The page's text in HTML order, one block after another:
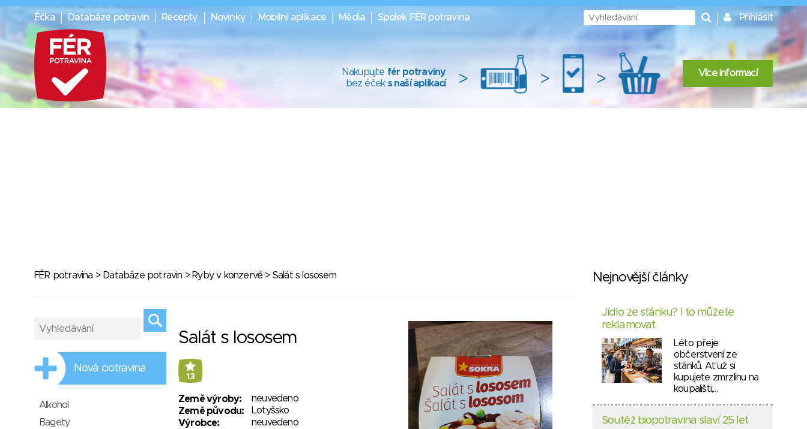
Éčka Databáze potravin Recepty Novinky Mobilní aplikace Média Spolek FÉR potravina Přihlásit
Nakupujte fér potraviny
bez éček s naší aplikací > > > Více informací
FÉR potravina > Databáze potravin > Ryby v konzervě > Salát s lososem
Salát s lososem
13
Země výroby:
neuvedeno
Země původu:
Lotyšsko
Výrobce:
neuvedeno
Nová potravina
Alkohol
Bagety
Nejnovější články
Jídlo ze stánku? I to můžete
reklamovat
Léto přeje
občerstvení ze
stánků. Ať už si
kupujete zmrzlinu na
koupališti,…
Soutěž biopotravina slaví 25 let